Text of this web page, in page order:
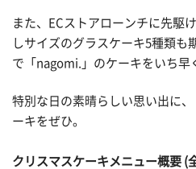
また、ECストアローンチに先駆
しサイズのグラスケーキ5種類も
で「nagomi.」のケーキをいち早
特別な日の素晴らしい思い出に
ーキをぜひ。
クリスマスケーキメニュー概要 (